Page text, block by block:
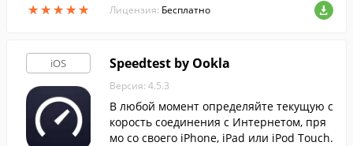
★★★★★
★★★★★ Лицензия: Бесплатно
iOS Speedtest by Ookla
Версия: 4.5.3
В любой момент определяйте текущую с
корость соединения с Интернетом, пря
мо со своего iPhone, iPad или iPod Touch.